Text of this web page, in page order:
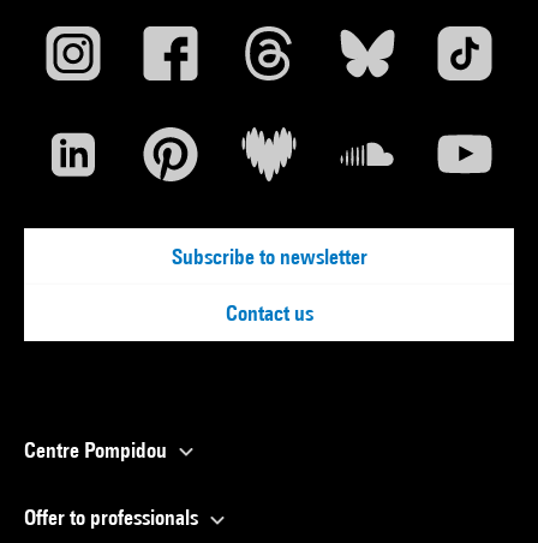
Subscribe to newsletter
Contact us
Centre Pompidou
Offer to professionals